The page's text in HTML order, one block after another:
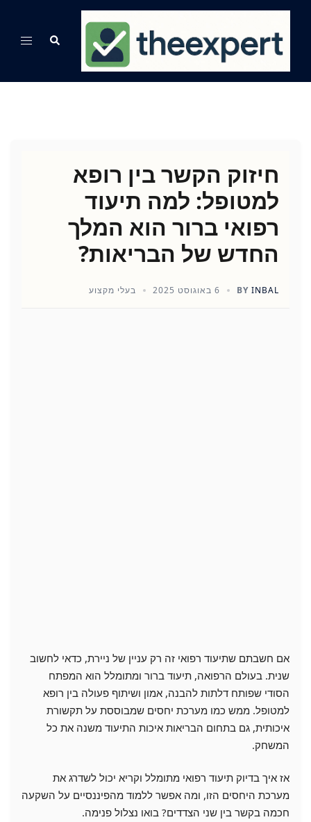
content
Search
Toggle
חיזוק הקשר בין רופא
למטופל: למה תיעוד
רפואי ברור הוא המלך
החדש של הבריאות?
BY INBAL 6 באוגוסט 2025 בעלי מקצוע
אם חשבתם שתיעוד רפואי זה רק עניין של ניירת, כדאי לחשוב
שנית. בעולם הרפואה, תיעוד ברור ומתומלל הוא המפתח
הסודי שפותח דלתות להבנה, אמון ושיתוף פעולה בין רופא
למטופל. ממש כמו מערכת יחסים שמבוססת על תקשורת
איכותית, גם בתחום הבריאות איכות התיעוד משנה את כל
המשחק.
אז איך בדיוק תיעוד רפואי מתומלל וקריא יכול לשדרג את
מערכת היחסים הזו, ומה אפשר ללמוד מהפיננסיים על השקעה
חכמה בקשר בין שני הצדדים? בואו נצלול פנימה.